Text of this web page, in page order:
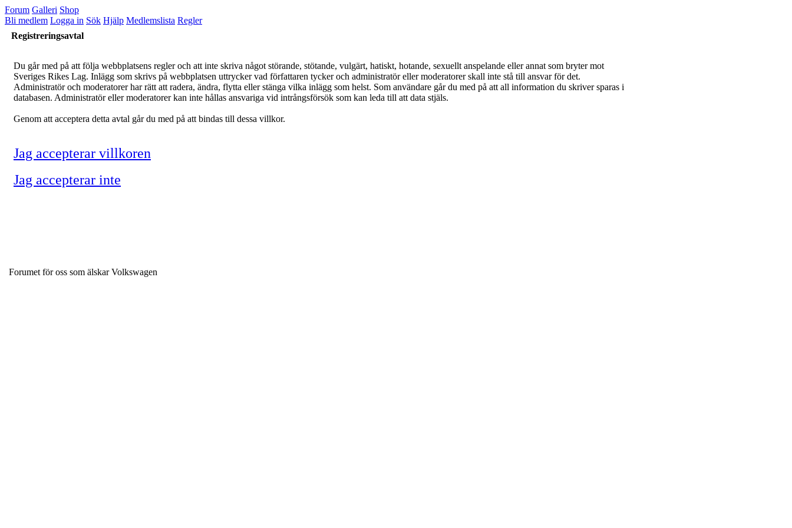
Forum Galleri Shop
Bli medlem Logga in Sök Hjälp Medlemslista Regler
Registreringsavtal
Du går med på att följa webbplatsens regler och att inte skriva något störande, stötande, vulgärt, hatiskt, hotande, sexuellt anspelande eller annat som bryter mot
Sveriges Rikes Lag. Inlägg som skrivs på webbplatsen uttrycker vad författaren tycker och administratör eller moderatorer skall inte stå till ansvar för det.
Administratör och moderatorer har rätt att radera, ändra, flytta eller stänga vilka inlägg som helst. Som användare går du med på att all information du skriver sparas i
databasen. Administratör eller moderatorer kan inte hållas ansvariga vid intrångsförsök som kan leda till att data stjäls.
Genom att acceptera detta avtal går du med på att bindas till dessa villkor.
Jag accepterar villkoren
Jag accepterar inte
Forumet för oss som älskar Volkswagen